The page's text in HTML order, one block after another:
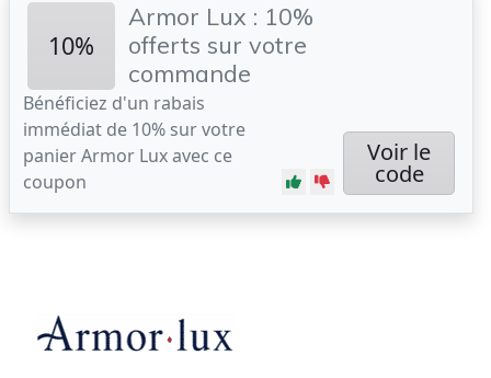
10%
Armor Lux : 10%
offerts sur votre
commande
Bénéficiez d'un rabais
immédiat de 10% sur votre
panier Armor Lux avec ce
coupon
Voir le
code